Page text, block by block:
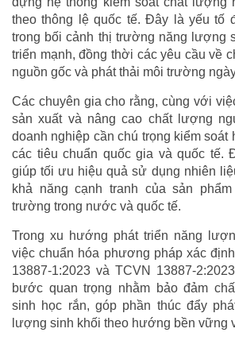
theo thông lệ quốc tế. Đây là yếu tố
trong bối cảnh thị trường năng lượng
triển mạnh, đồng thời các yêu cầu về
nguồn gốc và phát thải môi trường
Các chuyên gia cho rằng, cùng với
sản xuất và nâng cao chất lượng
doanh nghiệp cần chú trọng kiểm soát
các tiêu chuẩn quốc gia và quốc tế.
giúp tối ưu hiệu quả sử dụng nhiên
khả năng cạnh tranh của sản
trường trong nước và quốc tế.
Trong xu hướng phát triển năng
việc chuẩn hóa phương pháp xác
13887-1:2023 và TCVN 13887-
bước quan trọng nhằm bảo đảm
sinh học rắn, góp phần thúc đẩy
lượng sinh khối theo hướng bền vững